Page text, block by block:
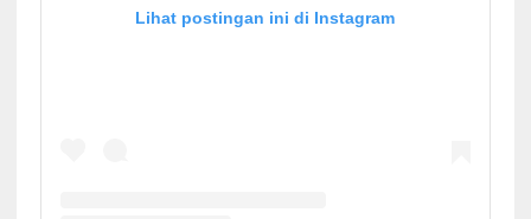
Lihat postingan ini di Instagram